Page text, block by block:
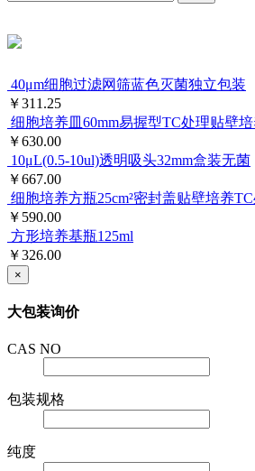
40μm细胞过滤网筛蓝色灭菌独立包装
￥311.25
细胞培养皿60mm易握型TC处理贴壁
￥630.00
10μL(0.5-10ul)透明吸头32mm盒装无菌
￥667.00
细胞培养方瓶25cm²密封盖贴壁培养
￥590.00
方形培养基瓶125ml
￥326.00
×
大包装询价
CAS NO
包装规格
纯度